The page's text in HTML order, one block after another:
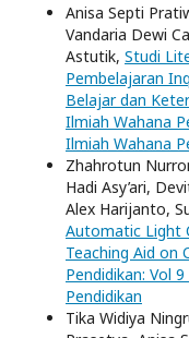
Anisa Septi
Vandaria Dewi
Astutik, Studi
Pembelajaran
Belajar dan
Ilmiah Wahana
Ilmiah Wahana
Zhahrotun
Hadi Asy’ari,
Alex Harijanto,
Automatic Light
Teaching Aid on
Pendidikan: Vol
Pendidikan
Tika Widiya